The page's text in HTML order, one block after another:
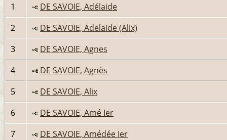
1
DE SAVOIE, Adélaide
2
DE SAVOIE, Adelaide (Alix)
3
DE SAVOIE, Agnes
4
DE SAVOIE, Agnès
5
DE SAVOIE, Alix
6
DE SAVOIE, Amé Ier
7
DE SAVOIE, Amédée Ier